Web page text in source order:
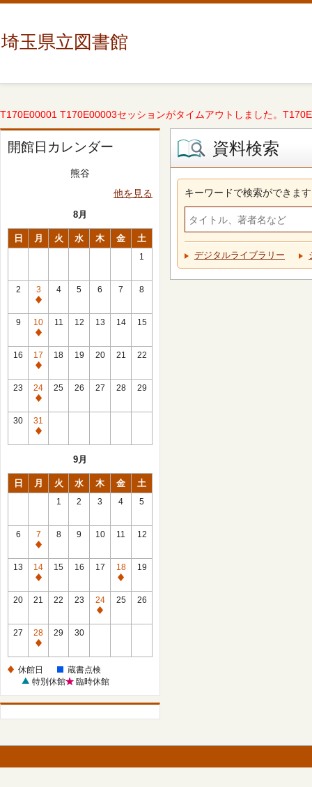
埼玉県立図書館
T170E00001 T170E00003セッションがタイムアウトしました。
開館日カレンダー
熊谷
他を見る
8月
日 月 火 水 木 金 土
1
2
3
休
館
日
4 5 6 7 8
9
10
休
館
日
11 12 13 14 15
16
17
休
館
日
18 19 20 21 22
23
24
休
館
日
25 26 27 28 29
30
31
休
9月
日 月 火 水 木 金 土
1 2 3 4 5
6
7
休
館
日
8 9 10 11 12
13
14
休
館
15 16 17
18
休
館
19
20 21 22 23
24
休
25 26
27
28
休
日
29 30
休館日
蔵書点検
特別休館
臨時休館
資料検索
キーワードで検索ができます
デジタルライブラリー